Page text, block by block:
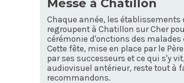
Messe à Chatillon
Chaque année, les établissements
regroupent à Chatillon sur Cher
cérémonie d'onctions des
Cette fête, mise en place par le
par ses successeurs et ce qui s'y
audiovisuel antérieur, reste tout à
recommandons.